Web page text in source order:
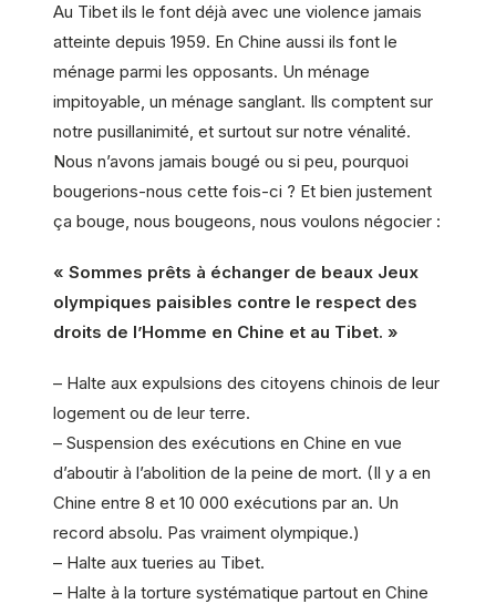
Au Tibet ils le font déjà avec une violence jamais
atteinte depuis 1959. En Chine aussi ils font le
ménage parmi les opposants. Un ménage
impitoyable, un ménage sanglant. Ils comptent sur
notre pusillanimité, et surtout sur notre vénalité.
Nous n’avons jamais bougé ou si peu, pourquoi
bougerions-nous cette fois-ci ? Et bien justement
ça bouge, nous bougeons, nous voulons négocier :
« Sommes prêts à échanger de beaux Jeux
olympiques paisibles contre le respect des
droits de l’Homme en Chine et au Tibet. »
– Halte aux expulsions des citoyens chinois de leur
logement ou de leur terre.
– Suspension des exécutions en Chine en vue
d’aboutir à l’abolition de la peine de mort. (Il y a en
Chine entre 8 et 10 000 exécutions par an. Un
record absolu. Pas vraiment olympique.)
– Halte aux tueries au Tibet.
– Halte à la torture systématique partout en Chine